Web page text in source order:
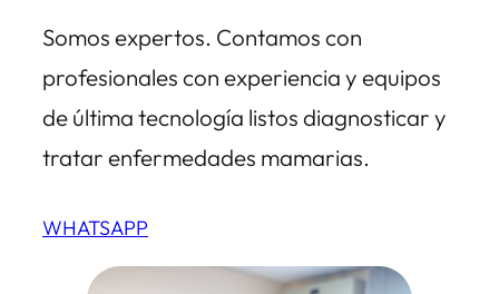
Somos expertos. Contamos con
profesionales con experiencia y equipos
de última tecnología listos diagnosticar y
tratar enfermedades mamarias.
WHATSAPP